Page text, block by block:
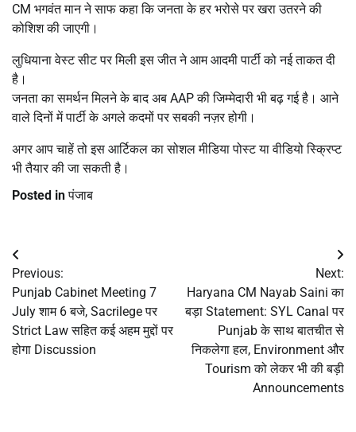
CM भगवंत मान ने साफ कहा कि जनता के हर भरोसे पर खरा उतरने की
कोशिश की जाएगी।
लुधियाना वेस्ट सीट पर मिली इस जीत ने आम आदमी पार्टी को नई ताकत दी
है।
जनता का समर्थन मिलने के बाद अब AAP की जिम्मेदारी भी बढ़ गई है। आने
वाले दिनों में पार्टी के अगले कदमों पर सबकी नज़र होगी।
अगर आप चाहें तो इस आर्टिकल का सोशल मीडिया पोस्ट या वीडियो स्क्रिप्ट
भी तैयार की जा सकती है।
Posted inपंजाब
Post
navigation
Previous:
Punjab Cabinet Meeting 7
July शाम 6 बजे, Sacrilege पर
Strict Law सहित कई अहम मुद्दों पर
होगा Discussion
Next:
Haryana CM Nayab Saini का
बड़ा Statement: SYL Canal पर
Punjab के साथ बातचीत से
निकलेगा हल, Environment और
Tourism को लेकर भी की बड़ी
Announcements